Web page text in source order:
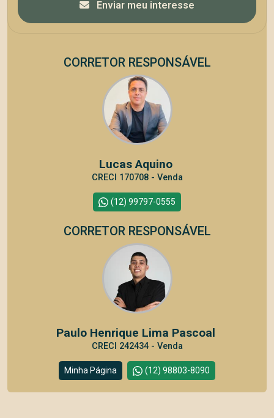
Enviar meu interesse
CORRETOR RESPONSÁVEL
Lucas Aquino
CRECI 170708 - Venda
(12) 99797-0555
CORRETOR RESPONSÁVEL
Paulo Henrique Lima Pascoal
CRECI 242434 - Venda
Minha Página (12) 98803-8090